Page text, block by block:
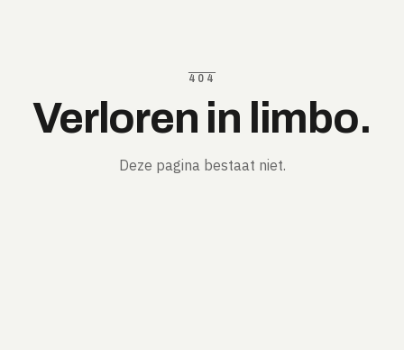
404
Verloren in limbo.
Deze pagina bestaat niet.